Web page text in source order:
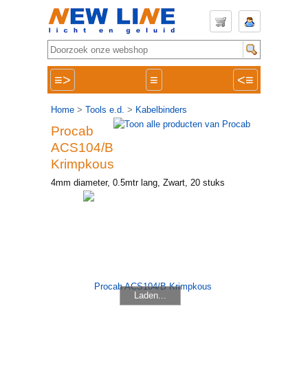
≡> ≡ <≡
Home > Tools e.d. > Kabelbinders
Procab
ACS104/B
Krimpkous
4mm diameter, 0.5mtr lang, Zwart, 20 stuks
Laden...